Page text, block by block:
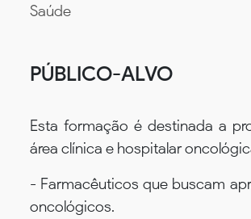
Saúde
PÚBLICO-ALVO
Esta formação é destinada a
área clínica e hospitalar
- Farmacêuticos que buscam
oncológicos.